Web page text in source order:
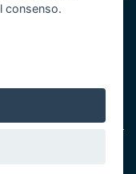
consenso.